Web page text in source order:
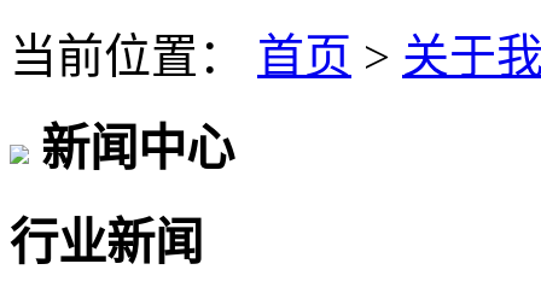
当前位置：
首页 > 关于
新闻中心
行业新闻